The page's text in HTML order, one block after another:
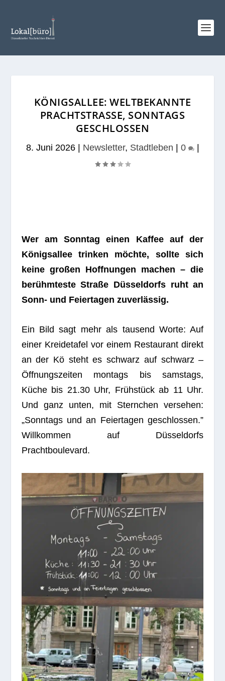
KÖNIGSALLEE: WELTBEKANNTE
PRACHTSTRASSE, SONNTAGS G
ESCHLOSSEN
8. Juni 2026| Newsletter, Stadtleben 0 |
Wer am Sonn­tag einen Kaf­fee auf der
Königs­al­lee trin­ken möchte, sollte sich
keine gro­ßen Hoff­nun­gen machen – die
berühm­teste Straße Düs­sel­dorfs ruht an
Sonn- und Fei­er­ta­gen zuverlässig.
Ein Bild sagt mehr als tau­send Worte: Auf
einer Krei­de­ta­fel vor einem Restau­rant direkt
an der Kö steht es schwarz auf schwarz –
Öff­nungs­zei­ten mon­tags bis sams­tags,
Küche bis 21.30 Uhr, Früh­stück ab 11 Uhr.
Und ganz unten, mit Stern­chen ver­se­hen:
„Sonn­tags und an Fei­er­ta­gen geschlos­sen.”
Will­kom­men auf Düs­sel­dorfs
Prachtboulevard.